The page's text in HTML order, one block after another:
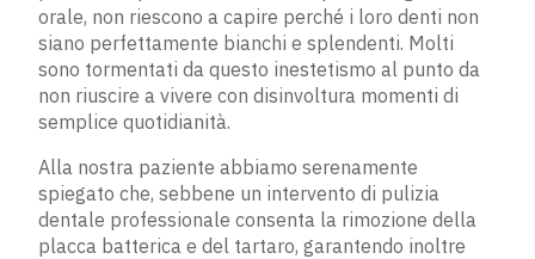
orale, non riescono a capire perché i loro denti non
siano perfettamente bianchi e splendenti. Molti
sono tormentati da questo inestetismo al punto da
non riuscire a vivere con disinvoltura momenti di
semplice quotidianità.
Alla nostra paziente abbiamo serenamente
spiegato che, sebbene un intervento di pulizia
dentale professionale consenta la rimozione della
placca batterica e del tartaro, garantendo inoltre